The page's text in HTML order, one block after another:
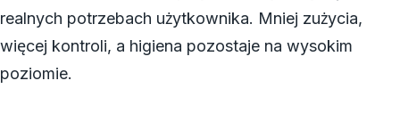
realnych potrzebach użytkownika. Mniej zużycia,
więcej kontroli, a higiena pozostaje na wysokim
poziomie.